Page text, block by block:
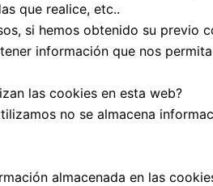
que realice, etc..
si hemos obtenido su
información que nos
las cookies en esta web?
no se almacena
almacenada en las